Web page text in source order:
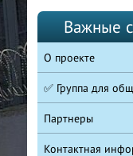
Важные
О проекте
✅ Группа для
Партнеры
Контактная